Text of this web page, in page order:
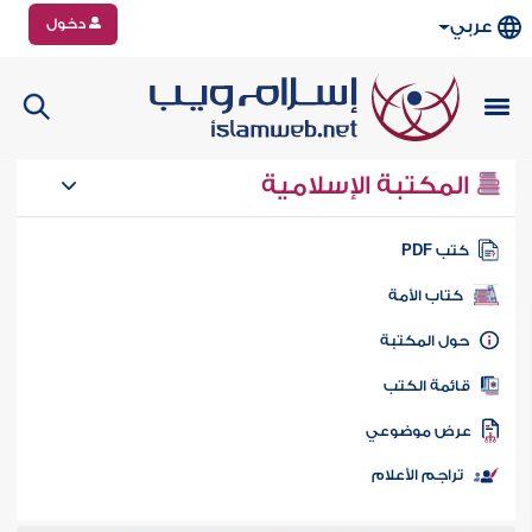
عربي دخول
المكتبة الإسلامية
كتب PDF
كتاب الأمة
المكتبة
الكتب
موضوعي